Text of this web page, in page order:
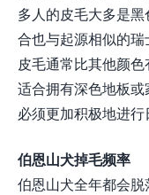
多人的皮毛大多是
合也与起源相似的
皮毛通常比其他颜
适合拥有深色地板
必须更加积极地进行
伯恩山犬掉毛频率
伯恩山犬全年都会